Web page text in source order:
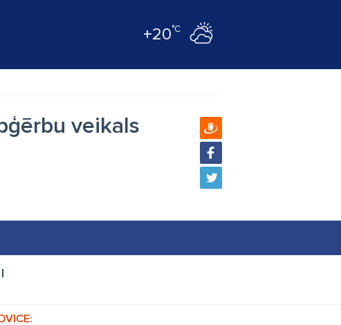
+20°C
veikals